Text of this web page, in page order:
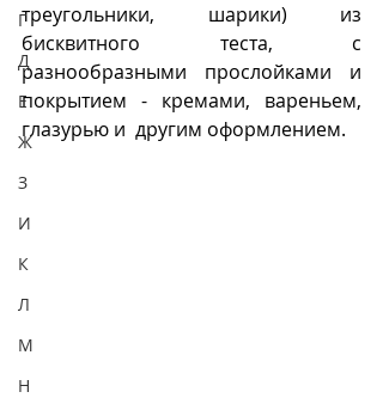
Г
Д
Е
Ж
З
И
К
Л
М
Н
треугольники, шарики) из
бисквитного теста, с
разнообразными прослойками и
покрытием - кремами, вареньем,
глазурью и  другим оформлением.